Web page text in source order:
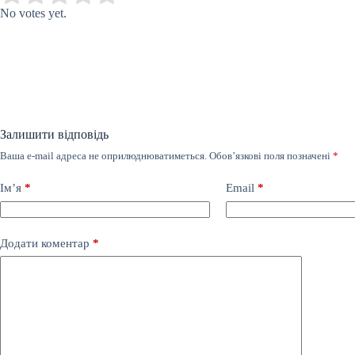
No votes yet.
Залишити відповідь
Ваша e-mail адреса не оприлюднюватиметься. Обов’язкові поля позначені *
Ім’я * Email *
Додати коментар *